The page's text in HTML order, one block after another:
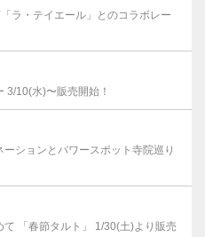
ラ・テイエール」とのコラボレー
3/10(水)〜販売開始！
ションとパワースポット寺院巡り
「春節タルト」 1/30(土)より販売